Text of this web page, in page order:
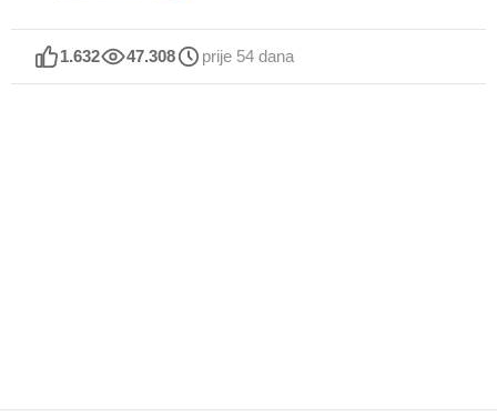
1.632 47.308 prije 54 dana